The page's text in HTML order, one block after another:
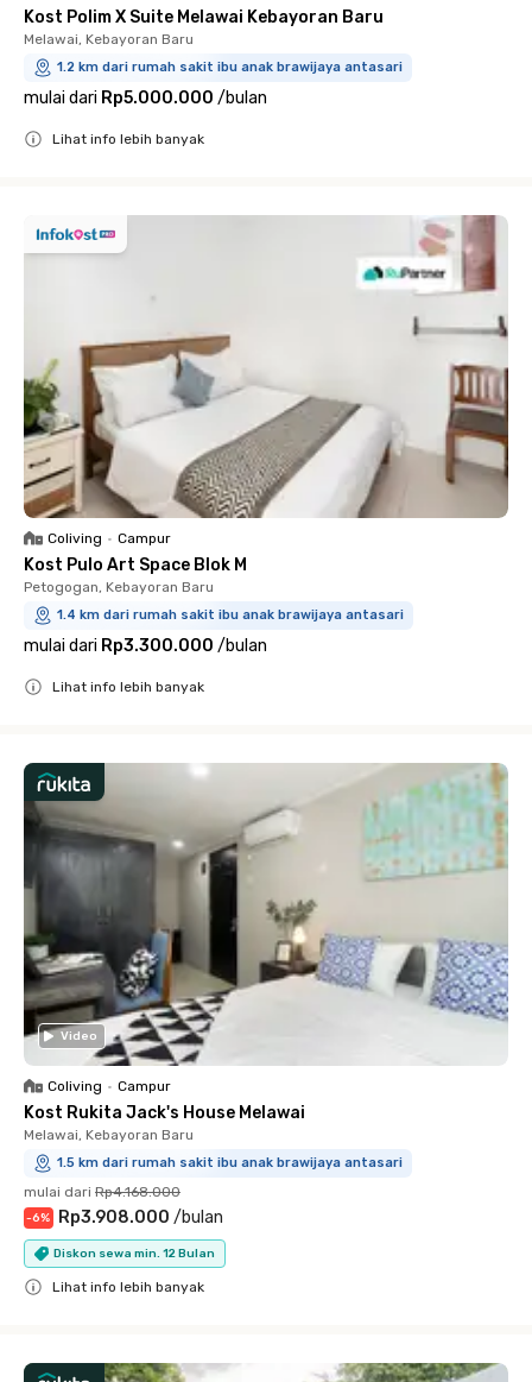
Kost Polim X Suite Melawai Kebayoran Baru
Melawai, Kebayoran Baru
1.2 km dari rumah sakit ibu anak brawijaya antasari
mulai dari Rp5.000.000 /bulan
Lihat info lebih banyak
Coliving • Campur
Kost Pulo Art Space Blok M
Petogogan, Kebayoran Baru
1.4 km dari rumah sakit ibu anak brawijaya antasari
mulai dari Rp3.300.000 /bulan
Lihat info lebih banyak
Video
Coliving • Campur
Kost Rukita Jack's House Melawai
Melawai, Kebayoran Baru
1.5 km dari rumah sakit ibu anak brawijaya antasari
mulai dari Rp4.168.000
-6% Rp3.908.000 /bulan
Diskon sewa min. 12 Bulan
Lihat info lebih banyak